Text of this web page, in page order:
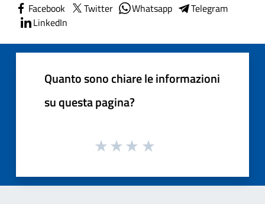
Facebook Twitter Whatsapp
Telegram
LinkedIn
Quanto sono chiare le informazioni
su questa pagina?